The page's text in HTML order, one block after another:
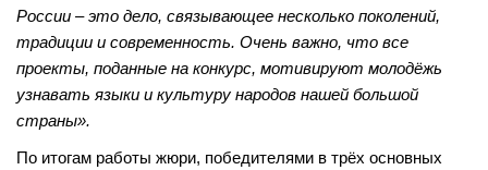
России – это дело, связывающее несколько поколений,
традиции и современность. Очень важно, что все
проекты, поданные на конкурс, мотивируют молодёжь
узнавать языки и культуру народов нашей большой
страны».
По итогам работы жюри, победителями в трёх основных